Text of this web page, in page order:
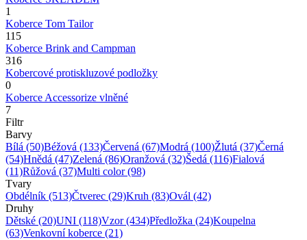
1
Koberce Tom Tailor
115
Koberce Brink and Campman
316
Kobercové protiskluzové podložky
0
Koberce Accessorize vlněné
7
Filtr
Barvy
Bílá (50)Béžová (133)Červená (67)Modrá (100)Žlutá (37)Černá
(54)Hnědá (47)Zelená (86)Oranžová (32)Šedá (116)Fialová
(11)Růžová (37)Multi color(98)
Tvary
Obdélník (513)Čtverec (29)Kruh (83)Ovál (42)
Druhy
Dětské (20)UNI (118)Vzor(434)Předložka (24)Koupelna
(63)Venkovní koberce (21)